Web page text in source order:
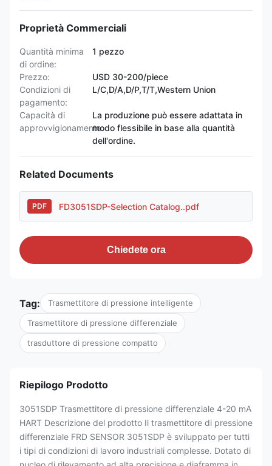
Proprietà Commerciali
Quantità minima
di ordine:
1 pezzo
Prezzo:
USD 30-200/piece
Condizioni di
pagamento:
L/C,D/A,D/P,T/T,Western Union
Capacità di
approvvigionamento:
La produzione può essere adattata in
modo flessibile in base alla quantità
dell'ordine.
Related Documents
PDF FD3051SDP-Selection Catalog..pdf
Chiedete ora
Tag: Trasmettitore di pressione intelligente
Trasmettitore di pressione differenziale
trasduttore di pressione compatto
Riepilogo Prodotto
3051SDP Trasmettitore di pressione differenziale 4-20 mA
HART Descrizione del prodotto Il trasmettitore di pressione
differenziale FRD SENSOR 3051SDP è sviluppato per tutti
i tipi di condizioni di lavoro industriali complesse. Dotato di